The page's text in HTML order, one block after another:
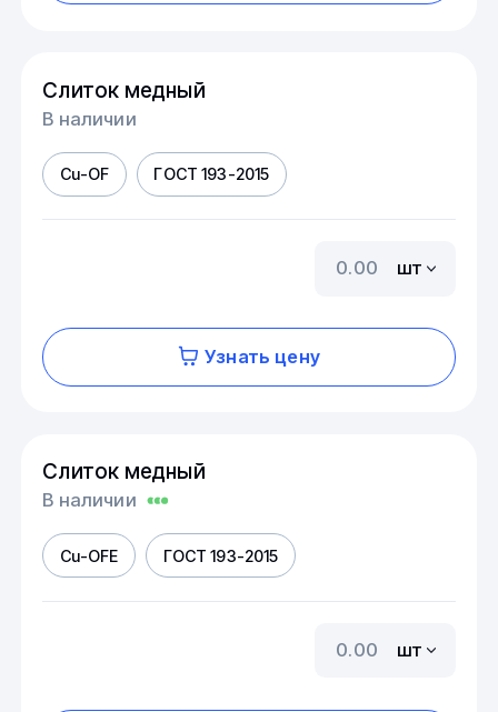
Слиток медный
В наличии
Cu-OF ГОСТ 193-2015
шт
Узнать цену
Слиток медный
В наличии
Cu-OFE ГОСТ 193-2015
шт